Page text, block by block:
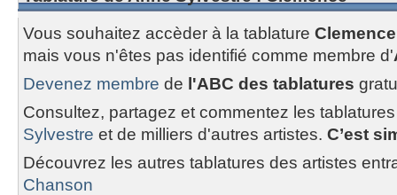
Vous souhaitez accèder à la tablature Clemence
mais vous n'êtes pas identifié comme membre d'
Devenez membre de l'ABC des tablatures
Consultez, partagez et commentez les
Sylvestre et de milliers d'autres artistes. C’est
Découvrez les autres tablatures des artistes
Chanson